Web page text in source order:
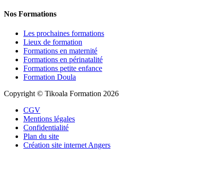
Nos Formations
Les prochaines formations
Lieux de formation
Formations en maternité
Formations en périnatalité
Formations petite enfance
Formation Doula
Copyright © Tikoala Formation 2026
CGV
Mentions légales
Confidentialité
Plan du site
Création site internet Angers